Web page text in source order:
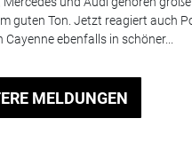
guten Ton. Jetzt reagiert auch
Cayenne ebenfalls in schöner...
MELDUNGEN